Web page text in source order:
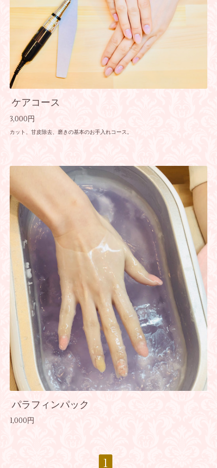
ケアコース
3,000円
カット、甘皮除去、磨きの基本のお手入れコース。
パラフィンパック
1,000円
1